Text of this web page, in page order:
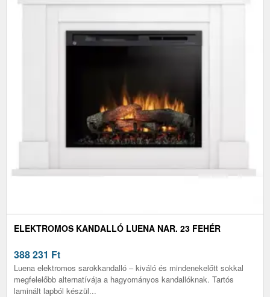
ELEKTROMOS KANDALLÓ LUENA NAR. 23 FEHÉR
388 231 Ft
Luena elektromos sarokkandalló – kiváló és mindenekelőtt sokkal
megfelelőbb alternatívája a hagyományos kandallóknak. Tartós
laminált lapból készül...